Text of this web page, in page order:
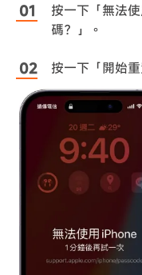
按一下「無法
碼？」。
按一下「開始重